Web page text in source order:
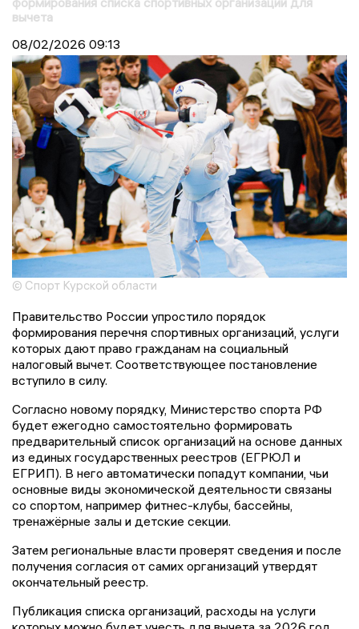
вычета
08/02/2026 09:13
© Спорт Курской области
Правительство России упростило порядок
формирования перечня спортивных организаций, услуги
которых дают право гражданам на социальный
налоговый вычет. Соответствующее постановление
вступило в силу.
Согласно новому порядку, Министерство спорта РФ
будет ежегодно самостоятельно формировать
предварительный список организаций на основе данных
из единых государственных реестров (ЕГРЮЛ и
ЕГРИП). В него автоматически попадут компании, чьи
основные виды экономической деятельности связаны
со спортом, например фитнес-клубы, бассейны,
тренажёрные залы и детские секции.
Затем региональные власти проверят сведения и после
получения согласия от самих организаций утвердят
окончательный реестр.
Публикация списка организаций, расходы на услуги